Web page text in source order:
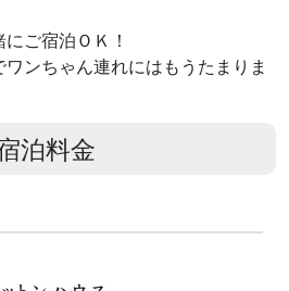
ご宿泊ＯＫ！
ンちゃん連れにはもうたまりま
泊料金